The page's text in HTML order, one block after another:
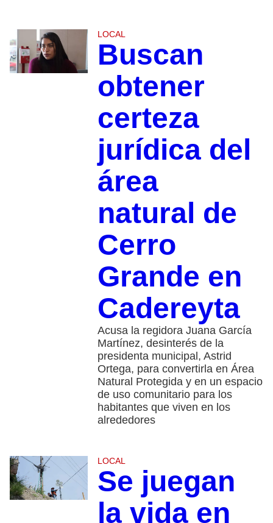
LOCAL
Buscan
obtener
certeza
jurídica del
área
natural de
Cerro
Grande en
Cadereyta
Acusa la regidora Juana García
Martínez, desinterés de la
presidenta municipal, Astrid
Ortega, para convertirla en Área
Natural Protegida y en un espacio
de uso comunitario para los
habitantes que viven en los
alrededores
LOCAL
Se juegan
la vida en